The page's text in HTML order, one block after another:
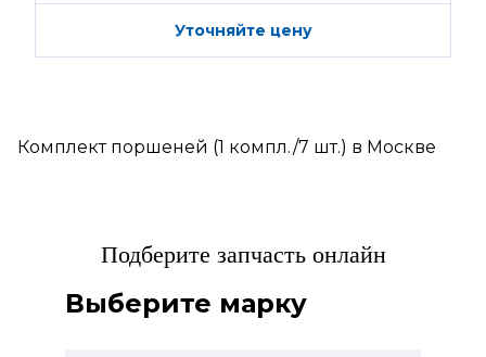
Уточняйте цену
Комплект поршеней (1 компл./7 шт.) в Москве
Подберите запчасть онлайн
Выберите марку